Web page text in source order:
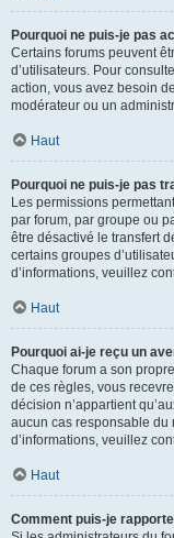
Pourquoi ne puis-je pas
Certains forums peuvent
d’utilisateurs. Pour
action, vous avez besoin
modérateur ou un
Haut
Pourquoi ne puis-je pas
Les permissions
par forum, par groupe ou
être désactivé le transfert
certains groupes
d’informations, veuillez
Haut
Pourquoi ai-je reçu un
Chaque forum a son
de ces règles, vous
décision n’appartient
aucun cas responsable du
d’informations, veuillez
Haut
Comment puis-je